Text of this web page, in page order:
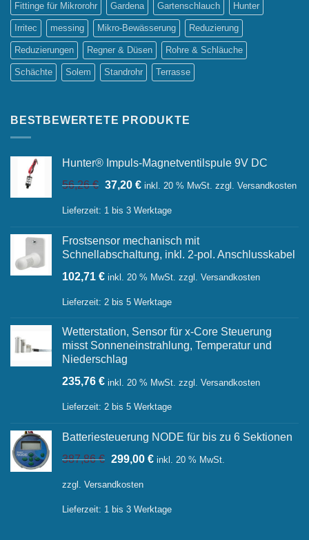
Fittinge für Mikrorohr Gardena Gartenschlauch Hunter
Irritec messing Mikro-Bewässerung Reduzierung
Reduzierungen Regner & Düsen Rohre & Schläuche
Schächte Solem Standrohr Terrasse
BESTBEWERTETE PRODUKTE
Hunter® Impuls-Magnetventilspule 9V DC
56,26€ Ursprünglicher
war:
37,20 €Aktueller
ist:
inkl. 20 % MwSt. zzgl. Versandkosten
Lieferzeit: 1 bis 3 Werktage
Frostsensor mechanisch mit
Schnellabschaltung, inkl. 2-pol. Anschlusskabel
102,71 € inkl. 20 % MwSt. zzgl. Versandkosten
Lieferzeit: 2 bis 5 Werktage
Wetterstation, Sensor für x-Core Steuerung
misst Sonneneinstrahlung, Temperatur und
Niederschlag
235,76 € inkl. 20 % MwSt. zzgl. Versandkosten
Lieferzeit: 2 bis 5 Werktage
Batteriesteuerung NODE für bis zu 6 Sektionen
387,86€ Ursprünglicher
war:
299,00 €Aktueller
inkl. 20 % MwSt.
zzgl. Versandkosten
Lieferzeit: 1 bis 3 Werktage